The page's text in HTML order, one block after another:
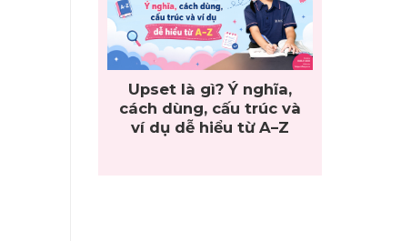
Upset là gì? Ý nghĩa,
cách dùng, cấu trúc và
ví dụ dễ hiểu từ A–Z